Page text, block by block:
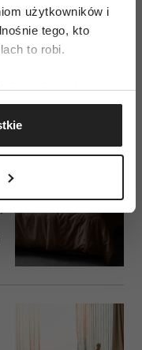
użytkowników i
tego, kto
to robi.
również:
lokalizacji
do kilku metrów
aktywnie
palca)
preferencje w
cookie możesz
dowolnej chwili.
treści
i
o tym, jak